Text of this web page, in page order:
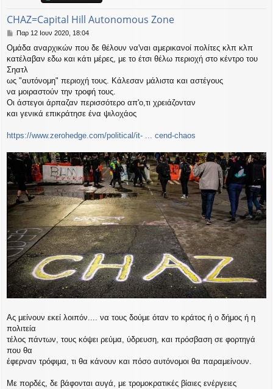
CHAZ=Capital Hill Autonomous Zone
Δ
μ
ο
σ
ί
ε
υ
σ
η
Παρ 12 Ιουν 2020, 18:04
Ομάδα αναρχικών που δε θέλουν να'ναι αμερικανοί πολίτες κλπ κλπ
κατέλαβαν εδω και κάτι μέρες, με το έτσι θέλω περιοχή στο κέντρο του
Σηατλ
ως "αυτόνομη" περιοχή τους. Κάλεσαν μάλιστα και αστέγους
να μοιραστούν την τροφή τους.
Οι άστεγοι άρπαζαν περισσότερο απ'ο,τι χρειάζονταν
και γενικά επικράτησε ένα ψιλοχάος
https://www.zerohedge.com/political/it- ... cend-chaos
Ας μείνουν εκεί λοιπόν.... να τους δούμε όταν το κράτος ή ο δήμος ή η
πολιτεία
τέλος πάντων, τους κόψει ρεύμα, ύδρευση, και πρόσβαση σε φορτηγά
που θα
έφερναν τρόφιμα, τι θα κάνουν και πόσο αυτόνομοι θα παραμείνουν.
Με πορδές, δε βάφονται αυγά, με τρομοκρατικές βίαιες ενέργειες